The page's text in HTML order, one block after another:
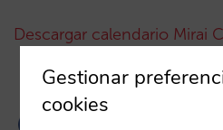
Descargar calendario Mirai
Gestionar
cookies